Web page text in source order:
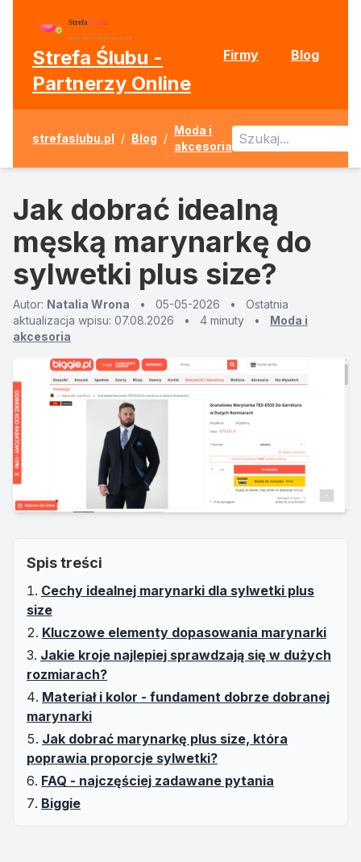
Strefa Ślubu -
Partnerzy Online
Firmy Blog
strefaslubu.pl / Blog /
Moda i
akcesoria
Jak dobrać idealną
męską marynarkę do
sylwetki plus size?
Autor: Natalia Wrona • 05-05-2026 •
Ostatnia
aktualizacja wpisu: 07.08.2026
• 4 minuty •
Moda i
akcesoria
Spis treści
Cechy idealnej marynarki dla sylwetki plus
size
Kluczowe elementy dopasowania marynarki
Jakie kroje najlepiej sprawdzają się w dużych
rozmiarach?
Materiał i kolor - fundament dobrze dobranej
marynarki
Jak dobrać marynarkę plus size, która
poprawia proporcje sylwetki?
FAQ - najczęściej zadawane pytania
Biggie